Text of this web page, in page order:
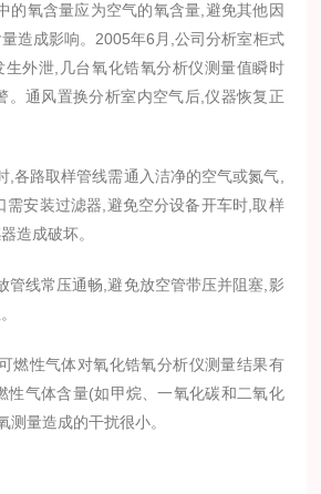
氧含量应为空气的氧含量,避免其他因
造成影响。2005年6月,公司分析室柜式
生外泄,几台氧化锆氧分析仪测量值瞬时
。通风置换分析室内空气后,仪器恢复正
路取样管线需通入洁净的空气或氮气,
需安装过滤器,避免空分设备开车时,取样
造成破坏。
线常压通畅,避免放空管带压并阻塞,影
性气体对氧化锆氧分析仪测量结果有
性气体含量(如甲烷、一氧化碳和二氧化
测量造成的干扰很小。